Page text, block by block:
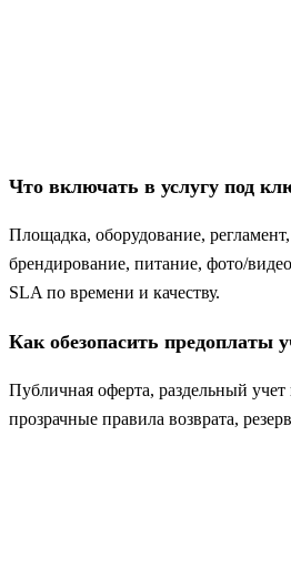
Что включать в услугу под
Площадка, оборудование, регламент,
брендирование, питание, фото/
SLA по времени и качеству.
Как обезопасить предоплаты
Публичная оферта, раздельный
прозрачные правила возврата,